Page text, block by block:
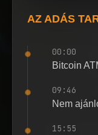
AZ ADÁS
00:00
Bitcoin
09:46
Nem
15:55